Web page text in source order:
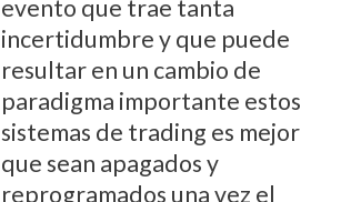
evento que trae tanta
incertidumbre y que puede
resultar en un cambio de
paradigma importante estos
sistemas de trading es mejor
que sean apagados y
reprogramados una vez el